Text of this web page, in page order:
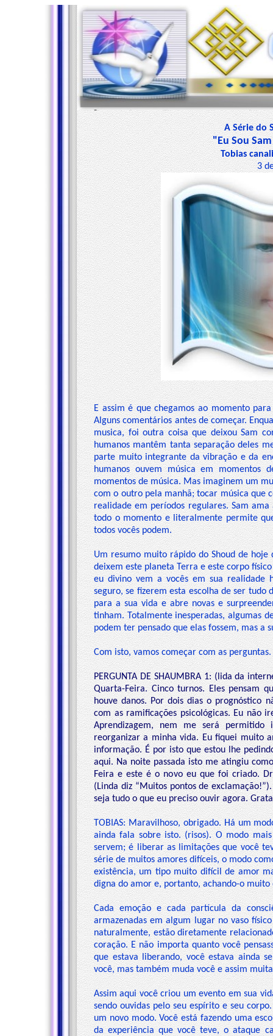
A Série do
"Eu Sou
Tobias
3
E assim é que chegamos ao momento
Alguns comentários antes de começar.
musica, foi outra coisa que deixou Sam
humanos mantêm tanta separação deles
parte muito integrante da vibração e da
humanos ouvem música em momentos
momentos de música. Mas imaginem um
com o outro pela manhã; tocar música que
realidade em períodos regulares. Sam
todo o momento e literalmente permite
todos vocês podem.
Um resumo muito rápido do Shoud de
deixem este planeta Terra e este corpo
eu divino vem a vocês em sua realidade
seguro, se fizerem esta escolha de ser tudo
para a sua vida e abre novas e
tinham. Totalmente inesperadas, algumas
podem ter pensado que elas fossem, mas a
Com isto, vamos começar com as perguntas.
PERGUNTA DE SHAUMBRA 1: (lida da
Quarta-Feira. Cinco turnos. Eles pensam
houve danos. Por dois dias o prognóstico
com as ramificações psicológicas. Eu não
Aprendizagem, nem me será
reorganizar a minha vida. Eu fiquei muito
informação. É por isto que estou lhe
aqui. Na noite passada isto me atingiu
Feira e este é o novo eu que foi criado.
(Linda diz “Muitos pontos de
seja tudo o que eu preciso ouvir agora.
TOBIAS: Maravilhoso, obrigado. Há um
ainda fala sobre isto. (risos). O modo
servem; é liberar as limitações que você
série de muitos amores difíceis, o modo
existência, um tipo muito difícil de amor
digna do amor e, portanto, achando-o muito
Cada emoção e cada partícula da
armazenadas em algum lugar no vaso
naturalmente, estão diretamente
coração. E não importa quanto você
que estava liberando, você estava ainda
você, mas também muda você e assim
Assim aqui você criou um evento em sua
sendo ouvidas pelo seu espírito e seu
um novo modo. Você está fazendo uma
da experiência que você teve, o ataque